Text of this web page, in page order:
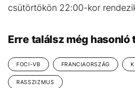
csütörtökön 22:00-kor
Erre találsz még
FOCI-VB FRANCIAORSZÁG
RASSZIZMUS